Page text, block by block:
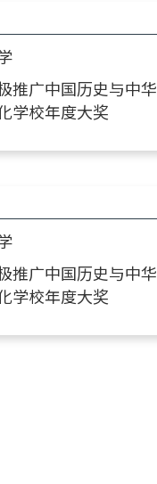
推广中国历史与中华
学校年度大奖
推广中国历史与中华
学校年度大奖